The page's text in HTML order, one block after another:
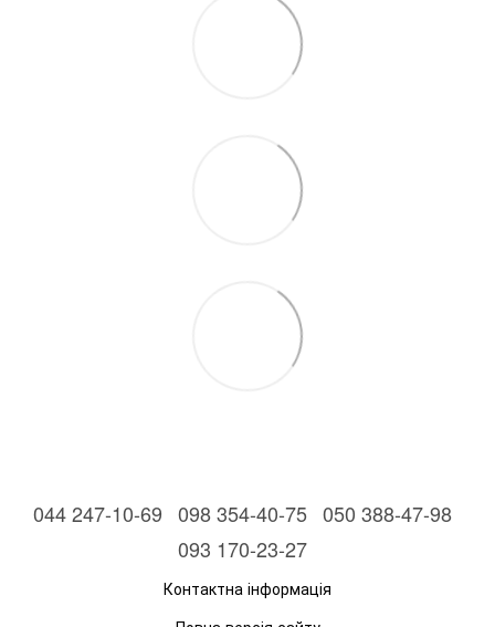
044 247-10-69 098 354-40-75 050 388-47-98
093 170-23-27
Контактна інформація